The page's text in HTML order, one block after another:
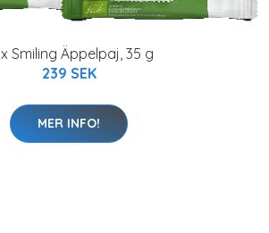
x Smiling Äppelpaj, 35 g
239 SEK
MER INFO!